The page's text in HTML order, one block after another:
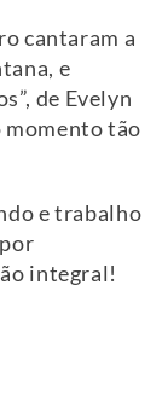
cantaram a
e
de Evelyn
momento tão
e trabalho
integral!